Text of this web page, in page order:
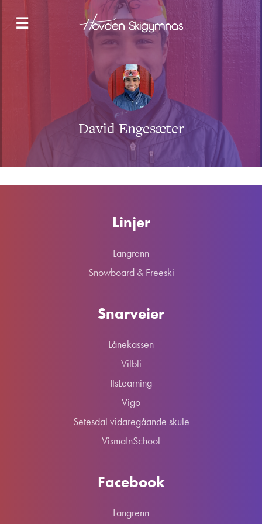
NYHETER
LANGRENN
SNOWBOARD & FREESKI
SKOLETILBUDET
HYBELBYGG
OM OSS
KONTAKT
SØK NÅ
☰
David Engesæter
Linjer
Langrenn
Snowboard & Freeski
Snarveier
Lånekassen
Vilbli
ItsLearning
Vigo
Setesdal vidaregåande skule
VismaInSchool
Facebook
Langrenn